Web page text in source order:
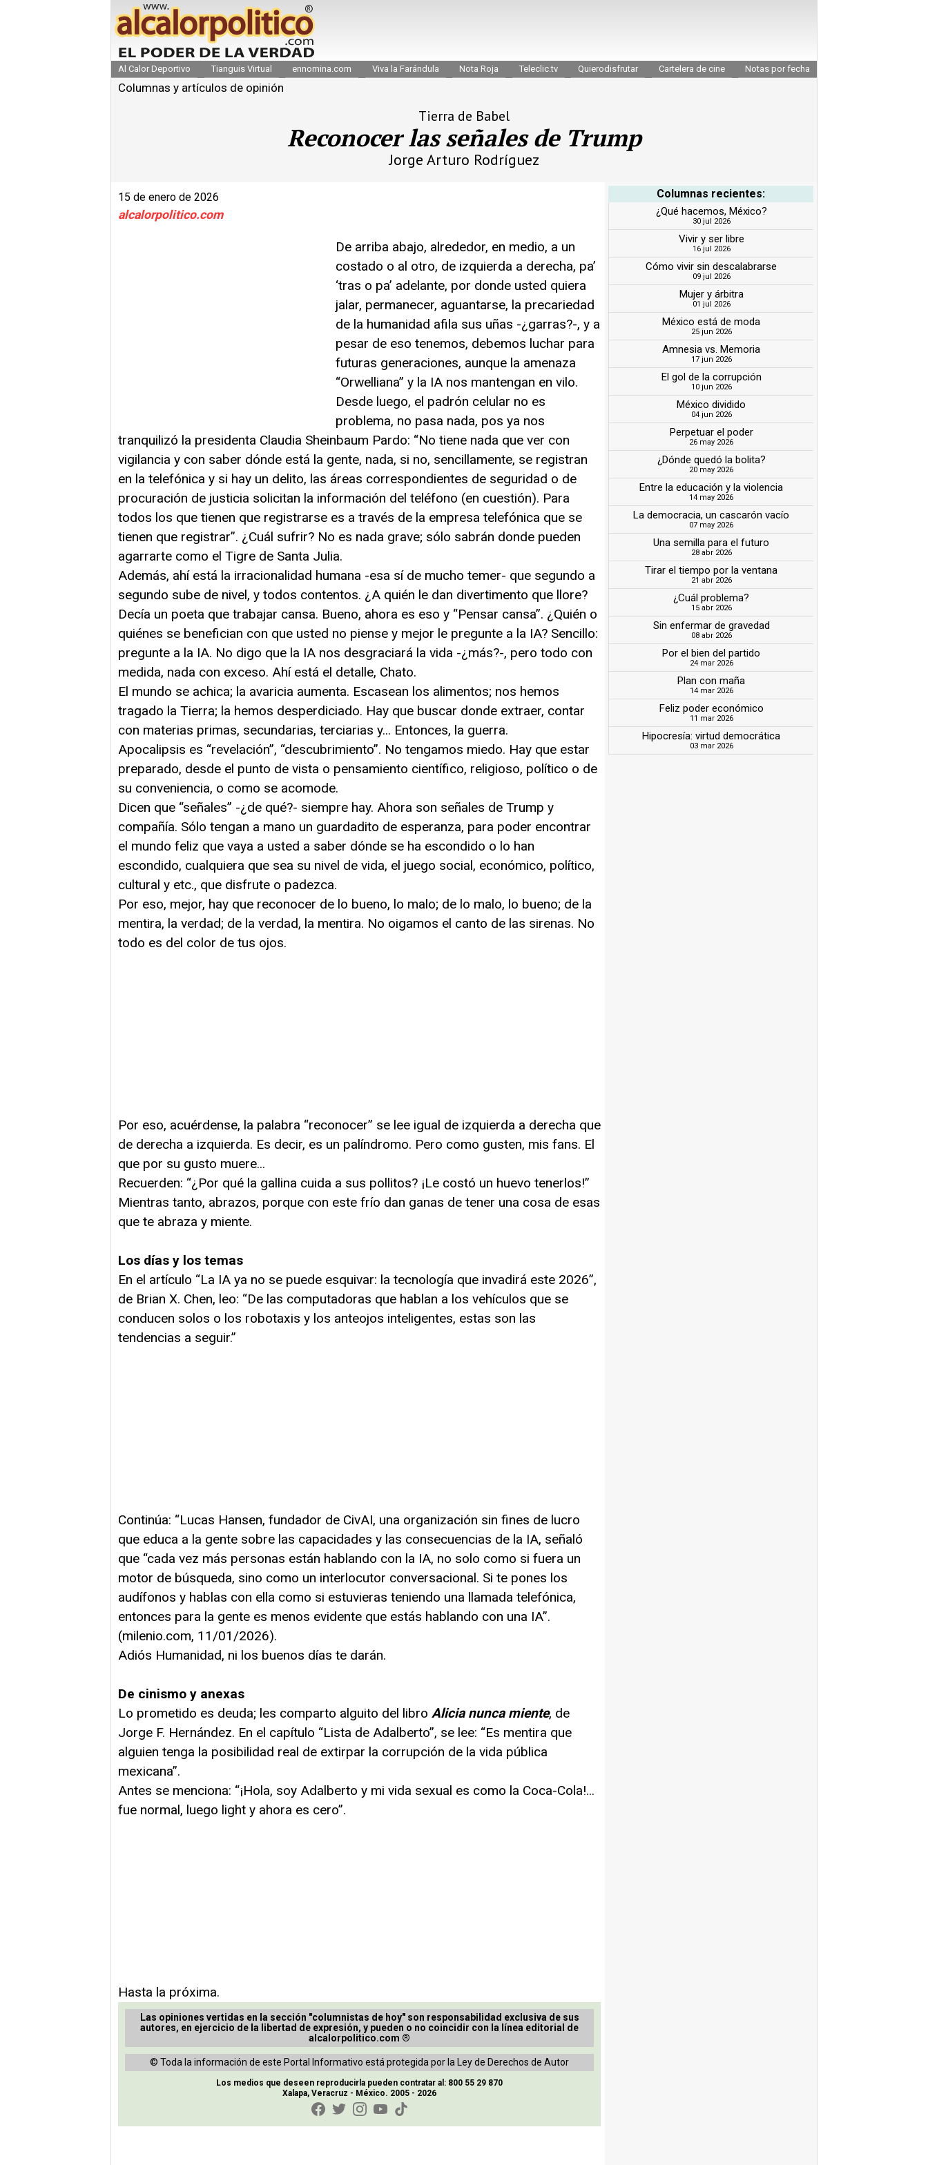
Al Calor Deportivo Tianguis Virtual ennomina.com Viva la Farándula Nota Roja Teleclic.tv Quierodisfrutar Cartelera de cine Notas por fecha
Columnas y artículos de opinión
Tierra de Babel
Reconocer las señales de Trump
Jorge Arturo Rodríguez
15 de enero de 2026
alcalorpolitico.com
De arriba abajo, alrededor, en medio, a un
costado o al otro, de izquierda a derecha, pa’
‘tras o pa’ adelante, por donde usted quiera
jalar, permanecer, aguantarse, la precariedad
de la humanidad afila sus uñas -¿garras?-, y a
pesar de eso tenemos, debemos luchar para
futuras generaciones, aunque la amenaza
“Orwelliana” y la IA nos mantengan en vilo.
Desde luego, el padrón celular no es
problema, no pasa nada, pos ya nos
tranquilizó la presidenta Claudia Sheinbaum Pardo: “No tiene nada que ver con
vigilancia y con saber dónde está la gente, nada, si no, sencillamente, se registran
en la telefónica y si hay un delito, las áreas correspondientes de seguridad o de
procuración de justicia solicitan la información del teléfono (en cuestión). Para
todos los que tienen que registrarse es a través de la empresa telefónica que se
tienen que registrar”. ¿Cuál sufrir? No es nada grave; sólo sabrán donde pueden
agarrarte como el Tigre de Santa Julia.
Además, ahí está la irracionalidad humana -esa sí de mucho temer- que segundo a
segundo sube de nivel, y todos contentos. ¿A quién le dan divertimento que llore?
Decía un poeta que trabajar cansa. Bueno, ahora es eso y “Pensar cansa”. ¿Quién o
quiénes se benefician con que usted no piense y mejor le pregunte a la IA? Sencillo:
pregunte a la IA. No digo que la IA nos desgraciará la vida -¿más?-, pero todo con
medida, nada con exceso. Ahí está el detalle, Chato.
El mundo se achica; la avaricia aumenta. Escasean los alimentos; nos hemos
tragado la Tierra; la hemos desperdiciado. Hay que buscar donde extraer, contar
con materias primas, secundarias, terciarias y... Entonces, la guerra.
Apocalipsis es “revelación”, “descubrimiento”. No tengamos miedo. Hay que estar
preparado, desde el punto de vista o pensamiento científico, religioso, político o de
su conveniencia, o como se acomode.
Dicen que “señales” -¿de qué?- siempre hay. Ahora son señales de Trump y
compañía. Sólo tengan a mano un guardadito de esperanza, para poder encontrar
el mundo feliz que vaya a usted a saber dónde se ha escondido o lo han
escondido, cualquiera que sea su nivel de vida, el juego social, económico, político,
cultural y etc., que disfrute o padezca.
Por eso, mejor, hay que reconocer de lo bueno, lo malo; de lo malo, lo bueno; de la
mentira, la verdad; de la verdad, la mentira. No oigamos el canto de las sirenas. No
todo es del color de tus ojos.
Por eso, acuérdense, la palabra “reconocer” se lee igual de izquierda a derecha que
de derecha a izquierda. Es decir, es un palíndromo. Pero como gusten, mis fans. El
que por su gusto muere...
Recuerden: “¿Por qué la gallina cuida a sus pollitos? ¡Le costó un huevo tenerlos!”
Mientras tanto, abrazos, porque con este frío dan ganas de tener una cosa de esas
que te abraza y miente.
Los días y los temas
En el artículo “La IA ya no se puede esquivar: la tecnología que invadirá este 2026”,
de Brian X. Chen, leo: “De las computadoras que hablan a los vehículos que se
conducen solos o los robotaxis y los anteojos inteligentes, estas son las
tendencias a seguir.”
Continúa: “Lucas Hansen, fundador de CivAI, una organización sin fines de lucro
que educa a la gente sobre las capacidades y las consecuencias de la IA, señaló
que “cada vez más personas están hablando con la IA, no solo como si fuera un
motor de búsqueda, sino como un interlocutor conversacional. Si te pones los
audífonos y hablas con ella como si estuvieras teniendo una llamada telefónica,
entonces para la gente es menos evidente que estás hablando con una IA”.
(milenio.com, 11/01/2026).
Adiós Humanidad, ni los buenos días te darán.
De cinismo y anexas
Lo prometido es deuda; les comparto alguito del libro Alicia nunca miente, de
Jorge F. Hernández. En el capítulo “Lista de Adalberto”, se lee: “Es mentira que
alguien tenga la posibilidad real de extirpar la corrupción de la vida pública
mexicana”.
Antes se menciona: “¡Hola, soy Adalberto y mi vida sexual es como la Coca-Cola!...
fue normal, luego light y ahora es cero”.
Hasta la próxima.
Las opiniones vertidas en la sección "columnistas de hoy" son responsabilidad exclusiva de sus
autores, en ejercicio de la libertad de expresión, y pueden o no coincidir con la línea editorial de
alcalorpolitico.com ®
© Toda la información de este Portal Informativo está protegida por la Ley de Derechos de Autor
Los medios que deseen reproducirla pueden contratar al: 800 55 29 870
Xalapa, Veracruz - México. 2005 - 2026
Columnas recientes:
¿Qué hacemos, México?
30 jul 2026
Vivir y ser libre
16 jul 2026
Cómo vivir sin descalabrarse
09 jul 2026
Mujer y árbitra
01 jul 2026
México está de moda
25 jun 2026
Amnesia vs. Memoria
17 jun 2026
El gol de la corrupción
10 jun 2026
México dividido
04 jun 2026
Perpetuar el poder
26 may 2026
¿Dónde quedó la bolita?
20 may 2026
Entre la educación y la violencia
14 may 2026
La democracia, un cascarón vacío
07 may 2026
Una semilla para el futuro
28 abr 2026
Tirar el tiempo por la ventana
21 abr 2026
¿Cuál problema?
15 abr 2026
Sin enfermar de gravedad
08 abr 2026
Por el bien del partido
24 mar 2026
Plan con maña
14 mar 2026
Feliz poder económico
11 mar 2026
Hipocresía: virtud democrática
03 mar 2026